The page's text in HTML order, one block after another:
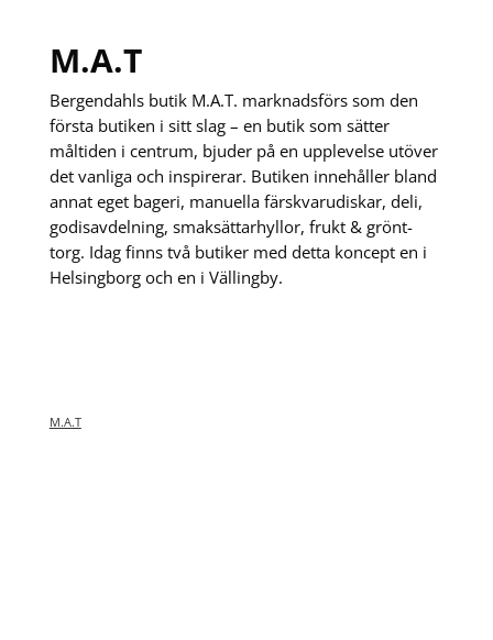
M.A.T
Bergendahls butik M.A.T. marknadsförs som den
första butiken i sitt slag – en butik som sätter
måltiden i centrum, bjuder på en upplevelse utöver
det vanliga och inspirerar. Butiken innehåller bland
annat eget bageri, manuella färskvarudiskar, deli,
godisavdelning, smaksättarhyllor, frukt & grönt-
torg. Idag finns två butiker med detta koncept en i
Helsingborg och en i Vällingby.
M.A.T